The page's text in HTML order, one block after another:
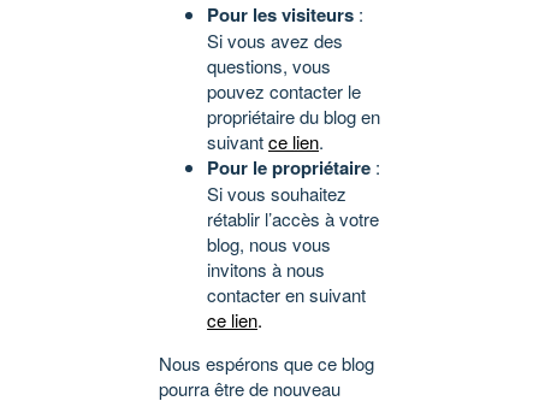
Pour les visiteurs :
Si vous avez des
questions, vous
pouvez contacter le
propriétaire du blog en
suivantce lien.
Pour le propriétaire :
Si vous souhaitez
rétablir l’accès à votre
blog, nous vous
invitons à nous
contacter en suivant
ce lien.
Nous espérons que ce blog
pourra être de nouveau